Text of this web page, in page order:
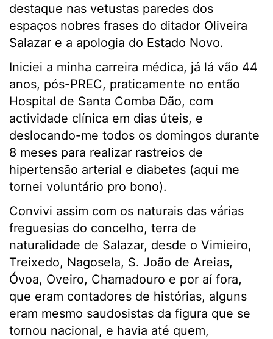
destaque nas vetustas paredes dos
espaços nobres frases do ditador Oliveira
Salazar e a apologia do Estado Novo.
Iniciei a minha carreira médica, já lá vão 44
anos, pós-PREC, praticamente no então
Hospital de Santa Comba Dão, com
actividade clínica em dias úteis, e
deslocando-me todos os domingos durante
8 meses para realizar rastreios de
hipertensão arterial e diabetes (aqui me
tornei voluntário pro bono).
Convivi assim com os naturais das várias
freguesias do concelho, terra de
naturalidade de Salazar, desde o Vimieiro,
Treixedo, Nagosela, S. João de Areias,
Óvoa, Oveiro, Chamadouro e por aí fora,
que eram contadores de histórias, alguns
eram mesmo saudosistas da figura que se
tornou nacional, e havia até quem,